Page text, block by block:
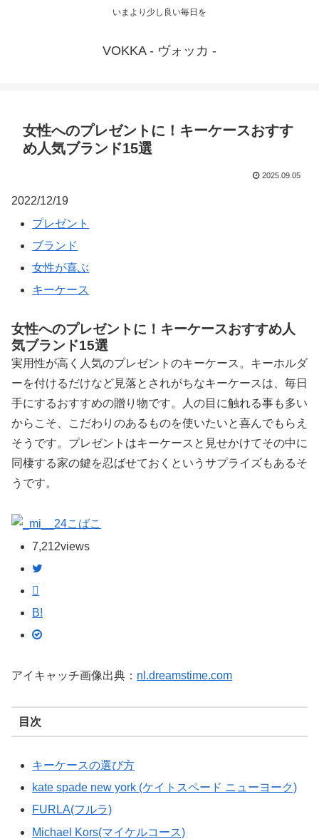
いまより少し良い毎日を
VOKKA - ヴォッカ -
女性へのプレゼントに！キーケースおすす
め人気ブランド15選
2025.09.05
2022/12/19
プレゼント
ブランド
女性が喜ぶ
キーケース
女性へのプレゼントに！キーケースおすすめ人
気ブランド15選
実用性が高く人気のプレゼントのキーケース。キーホルダ
ーを付けるだけなど見落とされがちなキーケースは、毎日
手にするおすすめの贈り物です。人の目に触れる事も多い
からこそ、こだわりのあるものを使いたいと喜んでもらえ
そうです。プレゼントはキーケースと見せかけてその中に
同棲する家の鍵を忍ばせておくというサプライズもあるそ
うです。
こばこ
7,212views
B!
アイキャッチ画像出典： nl.dreamstime.com
目次
キーケースの選び方
kate spade new york (ケイトスペード ニューヨーク)
FURLA(フルラ)
Michael Kors(マイケルコース)